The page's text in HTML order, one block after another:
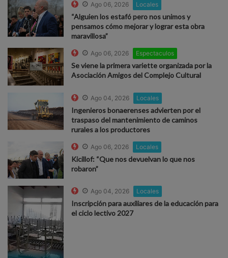
Ago 06, 2026 Locales
“Alguien los estafó pero nos unimos y
pensamos cómo mejorar y lograr esta obra
maravillosa”
Ago 06, 2026 Espectaculos
Se viene la primera variette organizada por la
Asociación Amigos del Complejo Cultural
Ago 04, 2026 Locales
Ingenieros bonaerenses advierten por el
traspaso del mantenimiento de caminos
rurales a los productores
Ago 06, 2026 Locales
Kicillof: “Que nos devuelvan lo que nos
robaron”
Ago 04, 2026 Locales
Inscripción para auxiliares de la educación para
el ciclo lectivo 2027